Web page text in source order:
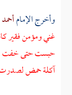
وأخرج الإمامأحمد
غني ومؤمن فقير
حبست حتى خفت
آكلة حمض لصدرت